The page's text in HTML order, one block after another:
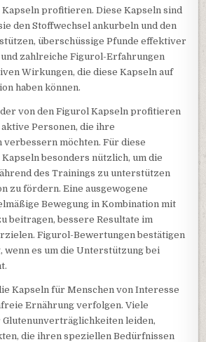
profitieren. Diese Kapseln sind
den Stoffwechsel ankurbeln und den
überschüssige Pfunde effektiver
und zahlreiche Figurol-Erfahrungen
Wirkungen, die diese Kapseln auf
haben können.
von den Figurol Kapseln profitieren
Personen, die ihre
möchten. Für diese
besonders nützlich, um die
des Trainings zu unterstützen
zu fördern. Eine ausgewogene
Bewegung in Kombination mit
beitragen, bessere Resultate im
Figurol-Bewertungen bestätigen
es um die Unterstützung bei
Kapseln für Menschen von Interesse
Ernährung verfolgen. Viele
Glutenunverträglichkeiten leiden,
die ihren speziellen Bedürfnissen